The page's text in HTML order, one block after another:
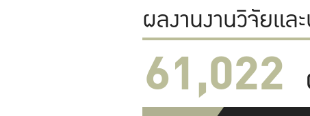
ผลงานงานวิจัยแล
61,022